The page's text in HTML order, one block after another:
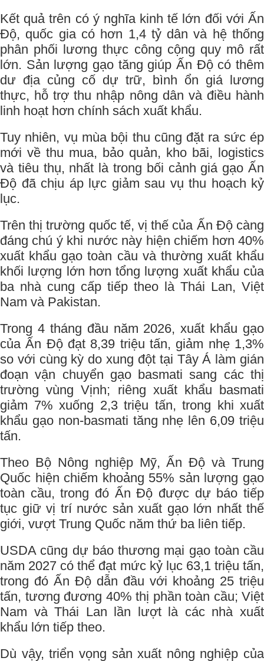
Kết quả trên có ý nghĩa kinh tế lớn đối với Ấn
Độ, quốc gia có hơn 1,4 tỷ dân và hệ thống
phân phối lương thực công cộng quy mô rất
lớn. Sản lượng gạo tăng giúp Ấn Độ có thêm
dư địa củng cố dự trữ, bình ổn giá lương
thực, hỗ trợ thu nhập nông dân và điều hành
linh hoạt hơn chính sách xuất khẩu.
Tuy nhiên, vụ mùa bội thu cũng đặt ra sức ép
mới về thu mua, bảo quản, kho bãi, logistics
và tiêu thụ, nhất là trong bối cảnh giá gạo Ấn
Độ đã chịu áp lực giảm sau vụ thu hoạch kỷ
lục.
Trên thị trường quốc tế, vị thế của Ấn Độ càng
đáng chú ý khi nước này hiện chiếm hơn 40%
xuất khẩu gạo toàn cầu và thường xuất khẩu
khối lượng lớn hơn tổng lượng xuất khẩu của
ba nhà cung cấp tiếp theo là Thái Lan, Việt
Nam và Pakistan.
Trong 4 tháng đầu năm 2026, xuất khẩu gạo
của Ấn Độ đạt 8,39 triệu tấn, giảm nhẹ 1,3%
so với cùng kỳ do xung đột tại Tây Á làm gián
đoạn vận chuyển gạo basmati sang các thị
trường vùng Vịnh; riêng xuất khẩu basmati
giảm 7% xuống 2,3 triệu tấn, trong khi xuất
khẩu gạo non-basmati tăng nhẹ lên 6,09 triệu
tấn.
Theo Bộ Nông nghiệp Mỹ, Ấn Độ và Trung
Quốc hiện chiếm khoảng 55% sản lượng gạo
toàn cầu, trong đó Ấn Độ được dự báo tiếp
tục giữ vị trí nước sản xuất gạo lớn nhất thế
giới, vượt Trung Quốc năm thứ ba liên tiếp.
USDA cũng dự báo thương mại gạo toàn cầu
năm 2027 có thể đạt mức kỷ lục 63,1 triệu tấn,
trong đó Ấn Độ dẫn đầu với khoảng 25 triệu
tấn, tương đương 40% thị phần toàn cầu; Việt
Nam và Thái Lan lần lượt là các nhà xuất
khẩu lớn tiếp theo.
Dù vậy, triển vọng sản xuất nông nghiệp của